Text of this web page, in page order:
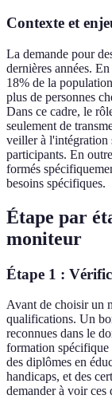
Contexte et
La demande pour
dernières années.
18% de la
plus de personnes
Dans ce cadre, le
seulement de
veiller à l'intégration
participants. En
formés
besoins spécifiques.
Étape par
moniteur
Étape 1 :
Avant de choisir un
qualifications. Un
reconnues dans le
formation spécifique
des diplômes en
handicaps, et des
demander à voir ces